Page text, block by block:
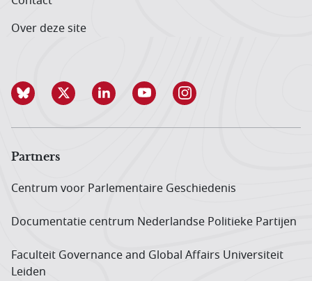
Over deze site
Partners
Centrum voor Parlementaire Geschiedenis
Documentatie centrum Neder­landse Politieke Partijen
Faculteit Governance and Global Affairs Universiteit
Leiden